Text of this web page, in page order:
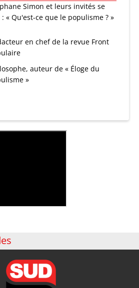
Simon et leurs invités se
« Qu'est-ce que le populisme ? »
en chef de la revue Front
auteur de « Éloge du
»